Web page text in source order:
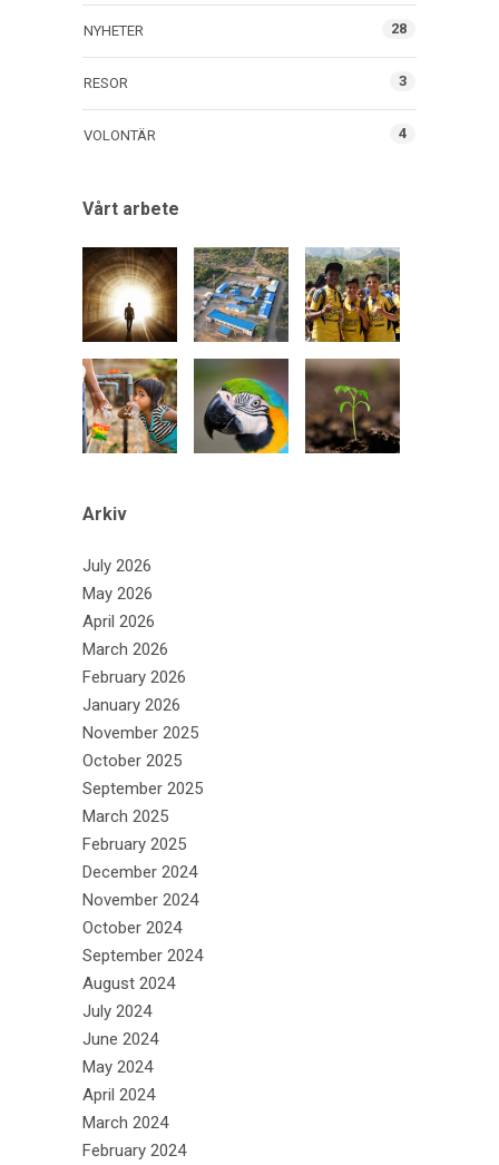
NYHETER 28
RESOR 3
VOLONTÄR 4
Vårt arbete
Arkiv
July 2026
May 2026
April 2026
March 2026
February 2026
January 2026
November 2025
October 2025
September 2025
March 2025
February 2025
December 2024
November 2024
October 2024
September 2024
August 2024
July 2024
June 2024
May 2024
April 2024
March 2024
February 2024